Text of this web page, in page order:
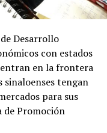
Desarrollo
con estados
en la frontera
sinaloenses tengan
para sus
de Promoción